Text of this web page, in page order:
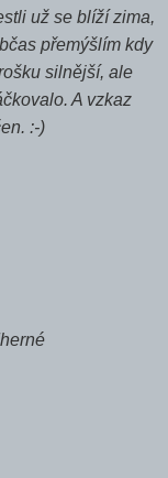
už se blíží zima,
přemýšlím kdy
silnější, ale
A vzkaz
:-)